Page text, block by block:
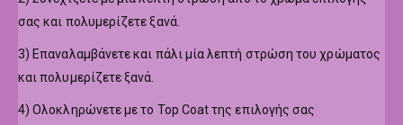
σας και πολυμερίζετε ξανά.
3) Επαναλαμβάνετε και πάλι μία λεπτή στρώση του χρώματος
και πολυμερίζετε ξανά.
4) Ολοκληρώνετε με το Top Coat της επιλογής σας